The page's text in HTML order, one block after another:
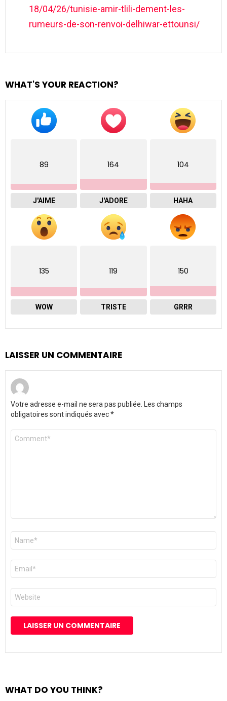
18/04/26/tunisie-amir-tlili-dement-les-
rumeurs-de-son-renvoi-delhiwar-ettounsi/
WHAT'S YOUR REACTION?
89
J'AIME
164
J'ADORE
104
HAHA
135
WOW
119
TRISTE
150
GRRR
LAISSER UN COMMENTAIRE
Votre adresse e-mail ne sera pas publiée.
Les champs
obligatoires sont indiqués avec*
Commentaire
Nom
E-
mail
*
Site
web
WHAT DO YOU THINK?